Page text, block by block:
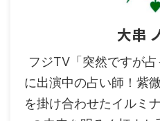
大串
フジTV「突然ですが占
に出演中の占い師！紫
を掛け合わせたイルミ